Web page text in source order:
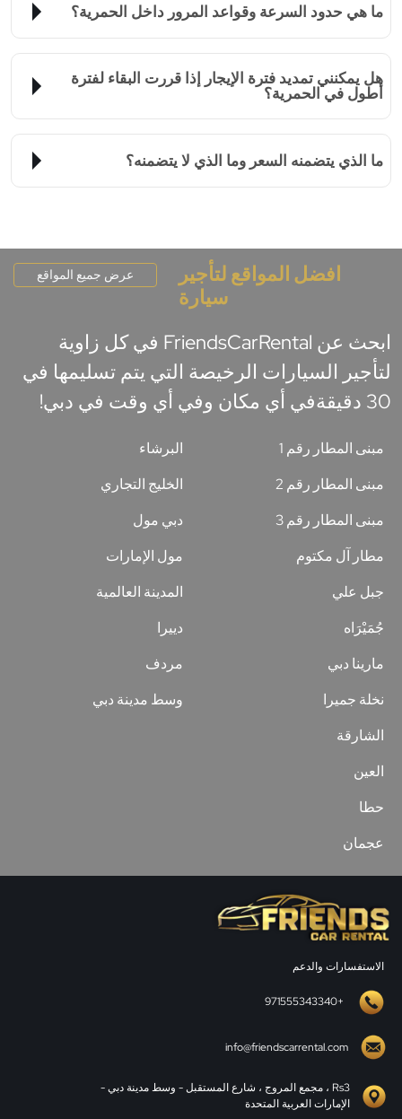
ما هي حدود السرعة وقواعد المرور داخل الحمرية؟
هل يمكنني تمديد فترة الإيجار إذا قررت البقاء لفترة
أطول في الحمرية؟
ما الذي يتضمنه السعر وما الذي لا يتضمنه؟
افضل المواقع لتأجير
سيارة
عرض جميع المواقع
ابحث عن FriendsCarRental في كل زاوية
لتأجير السيارات الرخيصة التي يتم تسليمها في
30 دقيقةفي أي مكان وفي أي وقت في دبي!
مبنى المطار رقم 1
مبنى المطار رقم 2
مبنى المطار رقم 3
مطار آل مكتوم
البرشاء
الخليج التجاري
دبي مول
مول الإمارات
جبل علي
جُمَيْرَاه
مارينا دبي
نخلة جميرا
المدينة العالمية
دييرا
مردف
وسط مدينة دبي
الشارقة
العين
حطا
عجمان
الاستفسارات والدعم
+971555343340
info@friendscarrental.com
Rs3 ، مجمع المروج ، شارع المستقبل - وسط مدينة دبي -
الإمارات العربية المتحدة